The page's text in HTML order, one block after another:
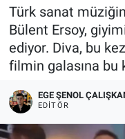
Türk sanat
Bülent Ersoy,
ediyor. Diva, bu
filmin galasına
EGE ŞENOL
EDITÖR